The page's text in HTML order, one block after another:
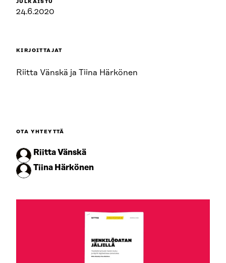
JULKAISTU
24.6.2020
KIRJOITTAJAT
Riitta Vänskä ja Tiina Härkönen
OTA YHTEYTTÄ
Riitta Vänskä
Tiina Härkönen